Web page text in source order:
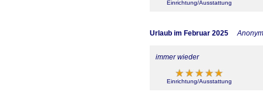
Einrichtung/Ausstattung
Urlaub im Februar 2025 Anonym
immer wieder
Einrichtung/Ausstattung